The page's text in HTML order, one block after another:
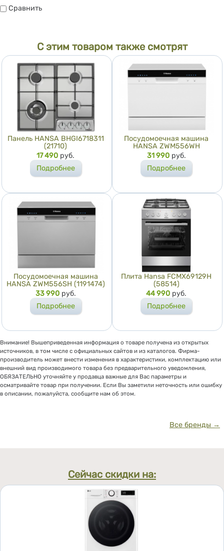
СравнитьСравнить
С этим товаром также смотрят
Панель HANSA BHGI6718311
(21710)
Цена
17 490 руб.
Подробнее
Посудомоечная машина
HANSA ZWM556WH
Цена
31 990 руб.
Подробнее
Посудомоечная машина
HANSA ZWM556SH (1191474)
Цена
33 990 руб.
Подробнее
Плита Hansa FCMX69129H
(58514)
Цена
44 990 руб.
Подробнее
Внимание! Вышеприведенная информация о товаре получена из открытых
источников, в том числе с официальных сайтов и из каталогов. Фирма-
производитель может внести изменения в характеристики, комплектацию или
внешний вид производимого товара без предварительного уведомления,
ОБЯЗАТЕЛЬНО уточняйте у продавца важные для Вас параметры и
осматривайте товар при получении. Если Вы заметили неточность или ошибку
в описании, пожалуйста, сообщите нам об этом.
Все бренды →
Сейчас скидки на: